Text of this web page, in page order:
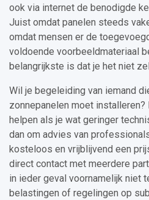
ook via internet de benodigde
Juist omdat panelen steeds
omdat mensen er de
voldoende voorbeeldmateriaal
belangrijkste is dat je het niet
Wil je begeleiding van iemand
zonnepanelen moet installeren?
helpen als je wat geringer
dan om advies van
kosteloos en vrijblijvend een
direct contact met meerdere
in ieder geval voornamelijk niet
belastingen of regelingen op